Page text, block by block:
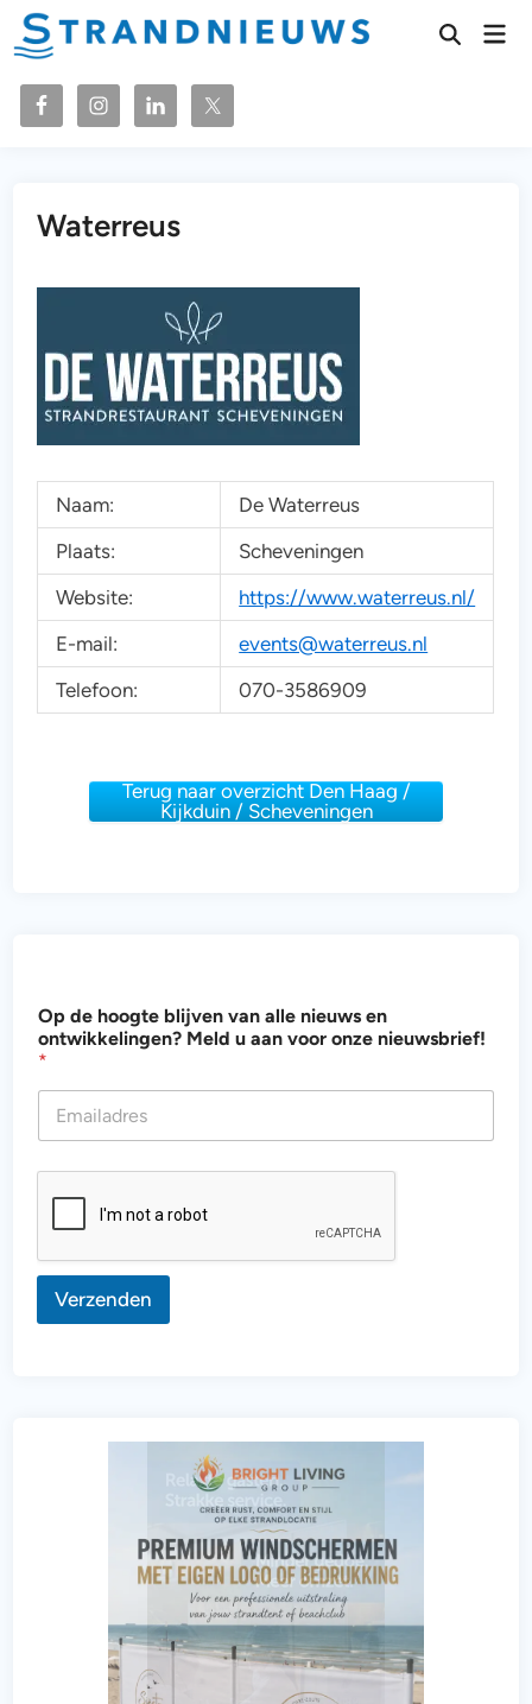
naar
inhoud
Zoeken
Waterreus
Naam:
De Waterreus
Plaats:
Scheveningen
Website:
https://www.waterreus.nl/
E-mail:
events@waterreus.nl
Telefoon:
070-3586909
Terug naar overzicht Den Haag /
Kijkduin / Scheveningen
e
n
u
Op de hoogte blijven van alle nieuws en
ontwikkelingen? Meld u aan voor onze nieuwsbrief!
*
Verzenden